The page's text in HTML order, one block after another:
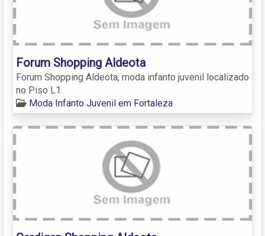
Forum Shopping Aldeota
Forum Shopping Aldeota, moda infanto juvenil localizado
no Piso L1.
Moda Infanto Juvenil em Fortaleza